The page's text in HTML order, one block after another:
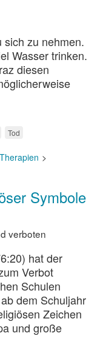
sich zu nehmen.
Wasser trinken.
diesen
Tod
Symbole
verboten
hat der
Verbot
Schulen
dem Schuljahr
Zeichen
und große